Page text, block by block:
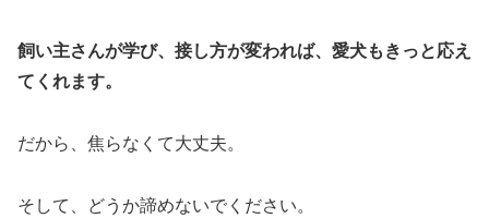
飼い主さんが学び、接し方が変われば、愛犬もきっと応え
てくれます。
だから、焦らなくて大丈夫。
そして、どうか諦めないでください。